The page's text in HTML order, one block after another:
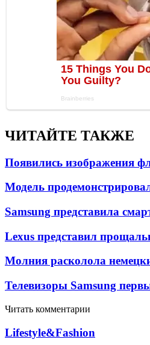
ЧИТАЙТЕ ТАКЖЕ
Появились изображения
Модель
Samsung представила
Lexus представил
Молния расколола
Телевизоры Samsung
Читать комментарии
Lifestyle&Fashion